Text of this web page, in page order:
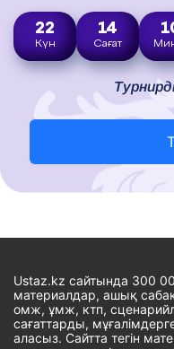
22
Күн
14
Сағат
Ustaz.kz сайтында 300
материалдар, ашық
омж, ұмж, ктп,
сағаттарды,
аласыз. Сайтта тегін